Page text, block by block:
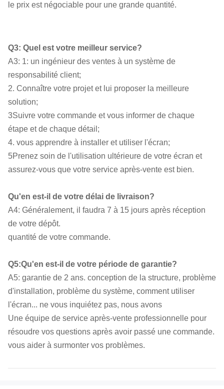
le prix est négociable pour une grande quantité.
Q3: Quel est votre meilleur service?
A3: 1: un ingénieur des ventes à un système de
responsabilité client;
2. Connaître votre projet et lui proposer la meilleure
solution;
3Suivre votre commande et vous informer de chaque
étape et de chaque détail;
4. vous apprendre à installer et utiliser l'écran;
5Prenez soin de l'utilisation ultérieure de votre écran et
assurez-vous que votre service après-vente est bien.
Qu'en est-il de votre délai de livraison?
A4: Généralement, il faudra 7 à 15 jours après réception
de votre dépôt.
quantité de votre commande.
Q5:Qu'en est-il de votre période de garantie?
A5: garantie de 2 ans. conception de la structure, problème
d'installation, problème du système, comment utiliser
l'écran... ne vous inquiétez pas, nous avons
Une équipe de service après-vente professionnelle pour
résoudre vos questions après avoir passé une commande.
vous aider à surmonter vos problèmes.